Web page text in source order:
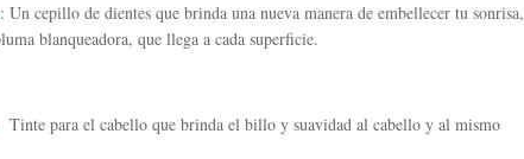
: Un cepillo de dientes que brinda una nueva manera de embellecer tu sonrisa,
blanqueadora, que llega a cada superficie.
Tinte para el cabello que brinda el billo y suavidad al cabello y al mismo